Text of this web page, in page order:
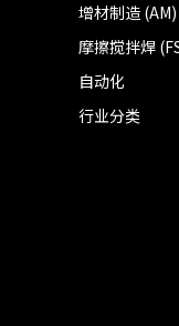
增材制造 (AM)
摩擦搅拌焊
自动化
行业分类